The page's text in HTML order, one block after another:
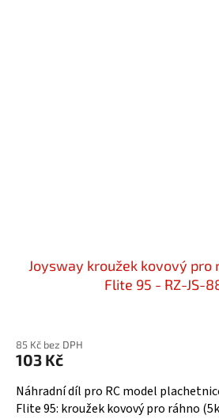
Joysway kroužek kovový pro
Flite 95 - RZ-JS-
85 Kč bez DPH
103 Kč
Náhradní díl pro RC model
Flite 95: kroužek kovový pro ráhno